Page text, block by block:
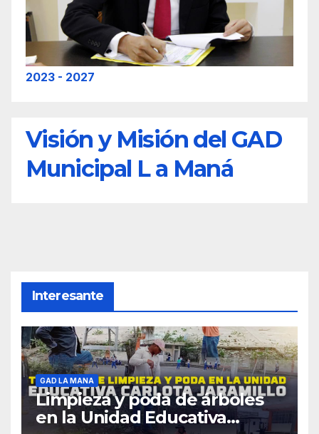
2023 - 2027
Visión y Misión del GAD
Municipal L a Maná
Interesante
GAD LA MANA
Limpieza y poda de árboles
en la Unidad Educativa